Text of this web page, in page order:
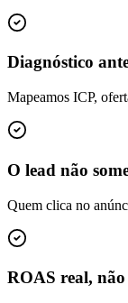
Diagnóstico
Mapeamos ICP,
O lead não
Quem clica no
ROAS real,